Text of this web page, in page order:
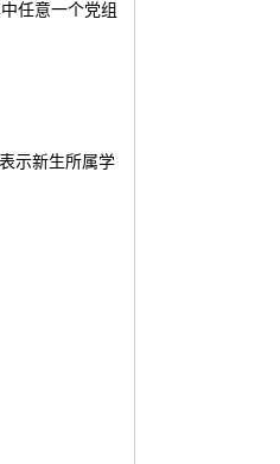
任意一个党组
示新生所属学